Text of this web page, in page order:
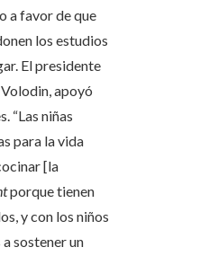
a favor de que
los estudios
El presidente
apoyó
“Las niñas
para la vida
[la
porque tienen
y con los niños
sostener un